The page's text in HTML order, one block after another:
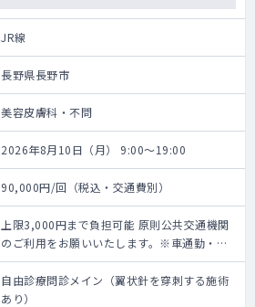
JR線
長野県長野市
美容皮膚科・不問
2026年8月10日（月） 9:00～19:00
90,000円/回（税込・交通費別）
上限3,000円まで負担可能 原則公共交通機関
のご利用をお願いいたします。※車通勤・タ
クシー利用要相談
自由診療問診メイン（翼状針を穿刺する施術
あり）